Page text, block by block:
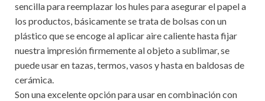
sencilla para reemplazar los hules para asegurar el papel a
los productos, básicamente se trata de bolsas con un
plástico que se encoge al aplicar aire caliente hasta fijar
nuestra impresión firmemente al objeto a sublimar, se
puede usar en tazas, termos, vasos y hasta en baldosas de
cerámica.
Son una excelente opción para usar en combinación con